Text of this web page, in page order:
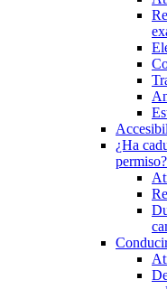
¿Ha
permiso?